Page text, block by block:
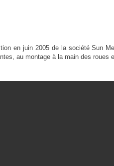
en juin 2005 de la société Sun
au montage à la main des roues